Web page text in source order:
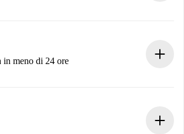
in meno di 24 ore
proprietario.
ti addebiteremo nulla e ti proporremo